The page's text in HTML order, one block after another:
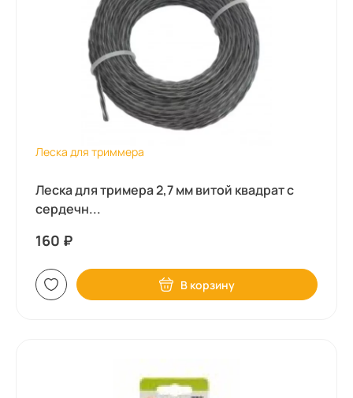
Леска для триммера
Леска для тримера 2,7 мм витой квадрат с
сердечн...
160 ₽
В корзину